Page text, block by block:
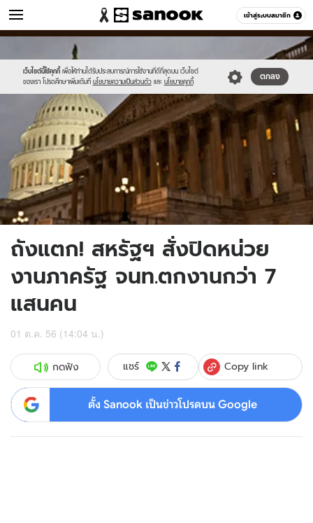
เข้าสู่ระบบสมาชิก
ข่าว หมวดอื่นๆ
เว็บไซต์นี้ใช้คุกกี้ เพื่อให้ท่านได้รับประสบการณ์การใช้งานที่ดีที่สุดบน เว็บไซต์
ของเรา โปรดศึกษาเพิ่มเติมที่ นโยบายความเป็นส่วนตัว และ นโยบายคุกกี้
ตกลง
//s.isanook.com/sr/0/images/logo-
new-
sanook.png
//s.isanook.com/ns/0/ud/247/1238649/0.jpg
ถังแตก! สหรัฐฯ สั่งปิดหน่วย
งานภาครัฐ จนท.ตกงานกว่า 7
แสนคน
01 ต.ค. 56 (14:04 น.)
กดฟัง แชร์ Copy link
ตั้ง Sanook เป็นข่าวโปรดบน Google